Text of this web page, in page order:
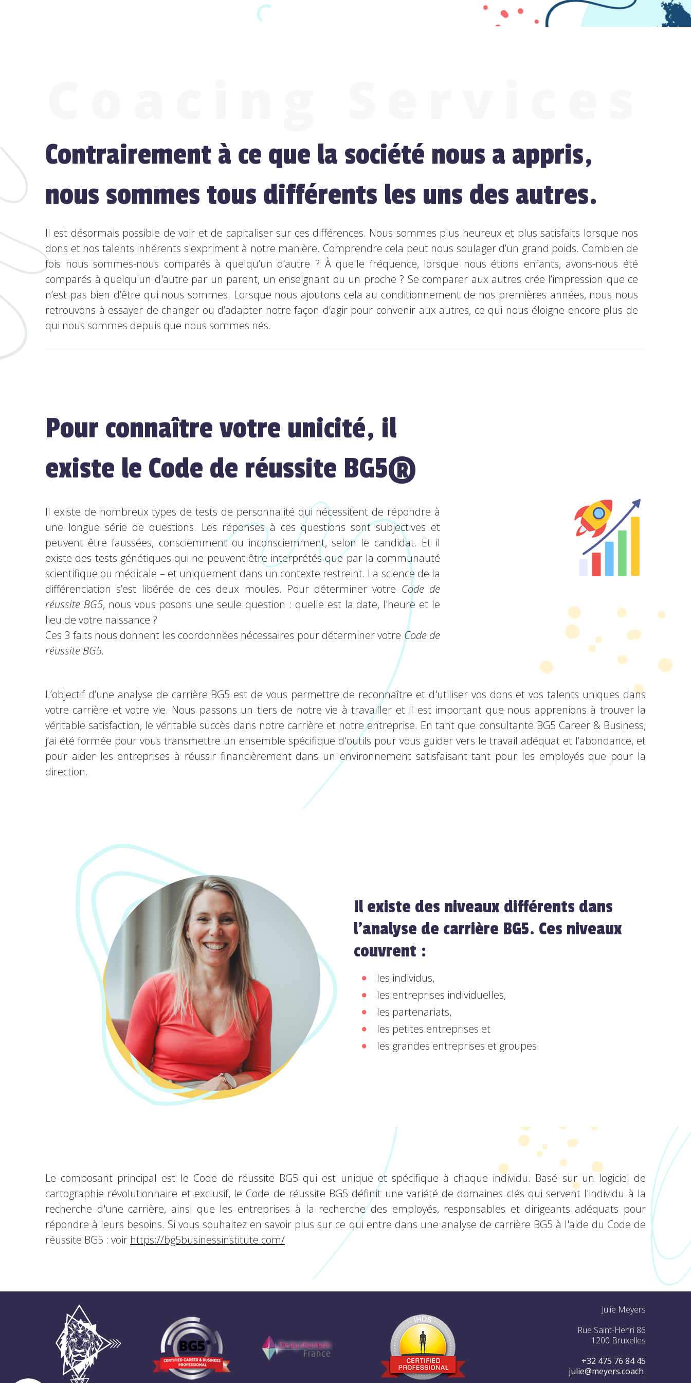
Contrairement à ce que la société nous a appris,
nous sommes tous différents les uns des autres.
Il est désormais possible de voir et de capitaliser sur ces différences. Nous sommes plus heureux et plus satisfaits lorsque nos
dons et nos talents inhérents s'expriment à notre manière. Comprendre cela peut nous soulager d’un grand poids. Combien de
fois nous sommes-nous comparés à quelqu’un d’autre ? À quelle fréquence, lorsque nous étions enfants, avons-nous été
comparés à quelqu'un d'autre par un parent, un enseignant ou un proche ? Se comparer aux autres crée l’impression que ce
n’est pas bien d’être qui nous sommes. Lorsque nous ajoutons cela au conditionnement de nos premières années, nous nous
retrouvons à essayer de changer ou d’adapter notre façon d’agir pour convenir aux autres, ce qui nous éloigne encore plus de
qui nous sommes depuis que nous sommes nés.
Pour connaître votre unicité, il
existe le Code de réussite BG5®
Il existe de nombreux types de tests de personnalité qui nécessitent de répondre à
une longue série de questions. Les réponses à ces questions sont subjectives et
peuvent être faussées, consciemment ou inconsciemment, selon le candidat. Et il
existe des tests génétiques qui ne peuvent être interprétés que par la communauté
scientifique ou médicale – et uniquement dans un contexte restreint. La science de la
différenciation s’est libérée de ces deux moules. Pour déterminer votre Code de
réussite BG5, nous vous posons une seule question : quelle est la date, l'heure et le
lieu de votre naissance ?
Ces 3 faits nous donnent les coordonnées nécessaires pour déterminer votre Code de
réussite BG5.
L’objectif d’une analyse de carrière BG5 est de vous permettre de reconnaître et d'utiliser vos dons et vos talents uniques dans
votre carrière et votre vie. Nous passons un tiers de notre vie à travailler et il est important que nous apprenions à trouver la
véritable satisfaction, le véritable succès dans notre carrière et notre entreprise. En tant que consultante BG5 Career & Business,
j’ai été formée pour vous transmettre un ensemble spécifique d'outils pour vous guider vers le travail adéquat et l’abondance, et
pour aider les entreprises à réussir financièrement dans un environnement satisfaisant tant pour les employés que pour la
direction.
Il existe des niveaux différents dans
l'analyse de carrière BG5. Ces niveaux
couvrent :
les individus,
les entreprises individuelles,
les partenariats,
les petites entreprises et
les grandes entreprises et groupes.
Le composant principal est le Code de réussite BG5 qui est unique et spécifique à chaque individu. Basé sur un logiciel de
cartographie révolutionnaire et exclusif, le Code de réussite BG5 définit une variété de domaines clés qui servent l'individu à la
recherche d'une carrière, ainsi que les entreprises à la recherche des employés, responsables et dirigeants adéquats pour
répondre à leurs besoins. Si vous souhaitez en savoir plus sur ce qui entre dans une analyse de carrière BG5 à l'aide du Code de
réussite BG5 : voir https://bg5businessinstitute.com/
Julie Meyers
Rue Saint-Henri 86
1200 Bruxelles
+32 475 76 84 45
julie@meyers.coach